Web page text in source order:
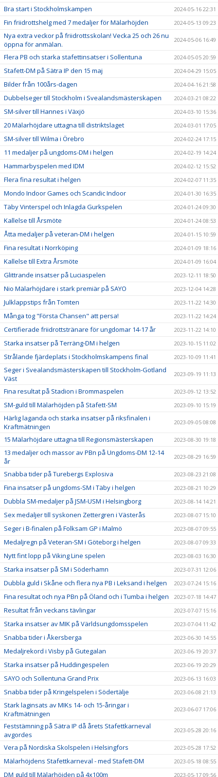
Bra start i Stockholmskampen 2024-05-16 22:31
Fin friidrottshelg med 7 medaljer för Mälarhöjden 2024-05-13 09:23
Nya extra veckor på friidrottsskolan! Vecka 25 och 26 nu
öppna för anmälan.
2024-05-06 16:49
Flera PB och starka stafettinsatser i Sollentuna 2024-05-05 20:59
Stafett-DM på Sätra IP den 15 maj 2024-04-29 15:05
Bilder från 100års-dagen 2024-04-16 21:58
Dubbelseger till Stockholm i Svealandsmästerskapen 2024-03-21 08:22
SM-silver till Hannes i Växjö 2024-03-10 15:36
20 Mälarhöjdare uttagna till distriktslaget 2024-03-01 17:05
SM-silver till Wilma i Örebro 2024-02-24 17:15
11 medaljer på ungdoms-DM i helgen 2024-02-19 14:24
Hammarbyspelen med IDM 2024-02-12 15:52
Flera fina resultat i helgen 2024-02-07 11:35
Mondo Indoor Games och Scandic Indoor 2024-01-30 16:35
Täby Vinterspel och Inlagda Gurkspelen 2024-01-24 09:30
Kallelse till Årsmöte 2024-01-24 08:53
Åtta medaljer på veteran-DM i helgen 2024-01-15 10:59
Fina resultat i Norrköping 2024-01-09 18:16
Kallelse till Extra Årsmöte 2024-01-09 16:04
Glittrande insatser på Luciaspelen 2023-12-11 18:50
Nio Mälarhöjdare i stark premiär på SAYO 2023-12-04 14:28
Julklappstips från Tomten 2023-11-22 14:30
Många tog "Första Chansen" att persa! 2023-11-22 14:24
Certifierade friidrottstränare för ungdomar 14-17 år 2023-11-22 14:10
Starka insatser på Terräng-DM i helgen 2023-10-15 11:02
Strålande fjärdeplats i Stockholmskampens final 2023-10-09 11:41
Seger i Svealandsmästerskapen till Stockholm-Gotland
Väst
2023-09-19 11:13
Fina resultat på Stadion i Brommaspelen 2023-09-12 13:52
SM-guld till Mälarhöjden på Stafett-SM 2023-09-10 15:19
Härlig laganda och starka insatser på riksfinalen i
Kraftmätningen
2023-09-05 08:08
15 Mälarhöjdare uttagna till Regionsmästerskapen 2023-08-30 19:18
13 medaljer och massor av PBn på Ungdoms-DM 12-14
år
2023-08-29 16:59
Snabba tider på Turebergs Explosiva 2023-08-23 21:08
Fina insatser på ungdoms-SM i Täby i helgen 2023-08-21 10:29
Dubbla SM-medaljer på JSM-USM i Helsingborg 2023-08-14 14:21
Sex medaljer till syskonen Zettergren i Västerås 2023-08-07 15:10
Seger i B-finalen på Folksam GP i Malmö 2023-08-07 09:55
Medaljregn på Veteran-SM i Göteborg i helgen 2023-08-07 09:33
Nytt fint lopp på Viking Line spelen 2023-08-03 16:30
Starka insatser på SM i Söderhamn 2023-07-31 12:06
Dubbla guld i Skåne och flera nya PB i Leksand i helgen 2023-07-24 15:16
Fina resultat och nya PBn på Öland och i Tumba i helgen 2023-07-18 14:47
Resultat från veckans tävlingar 2023-07-07 15:16
Starka insatser av MIK på Världsungdomsspelen 2023-07-04 11:42
Snabba tider i Åkersberga 2023-06-30 14:55
Medaljrekord i Visby på Gutegalan 2023-06-19 20:37
Starka insatser på Huddingespelen 2023-06-19 20:29
SAYO och Sollentuna Grand Prix 2023-06-13 16:03
Snabba tider på Kringelspelen i Södertälje 2023-06-08 21:13
Stark laginsats av MIKs 14- och 15-åringar i
Kraftmätningen
2023-06-07 17:06
Feststämning på Sätra IP då årets Stafettkarneval
avgordes
2023-05-28 20:16
Vera på Nordiska Skolspelen i Helsingfors 2023-05-28 17:52
Mälarhöjdens Stafettkarneval - med Stafett-DM 2023-05-18 08:55
DM guld till Mälarhöjden på 4x100m 2023-05-17 09:56